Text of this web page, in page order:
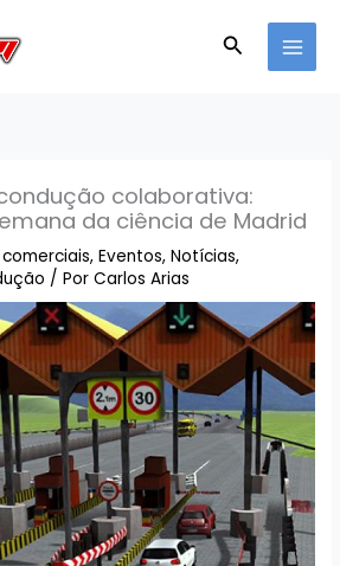
Pesquisar
colaborativa:
da ciência de Madrid
,Eventos,Notícias,
/ PorCarlos Arias